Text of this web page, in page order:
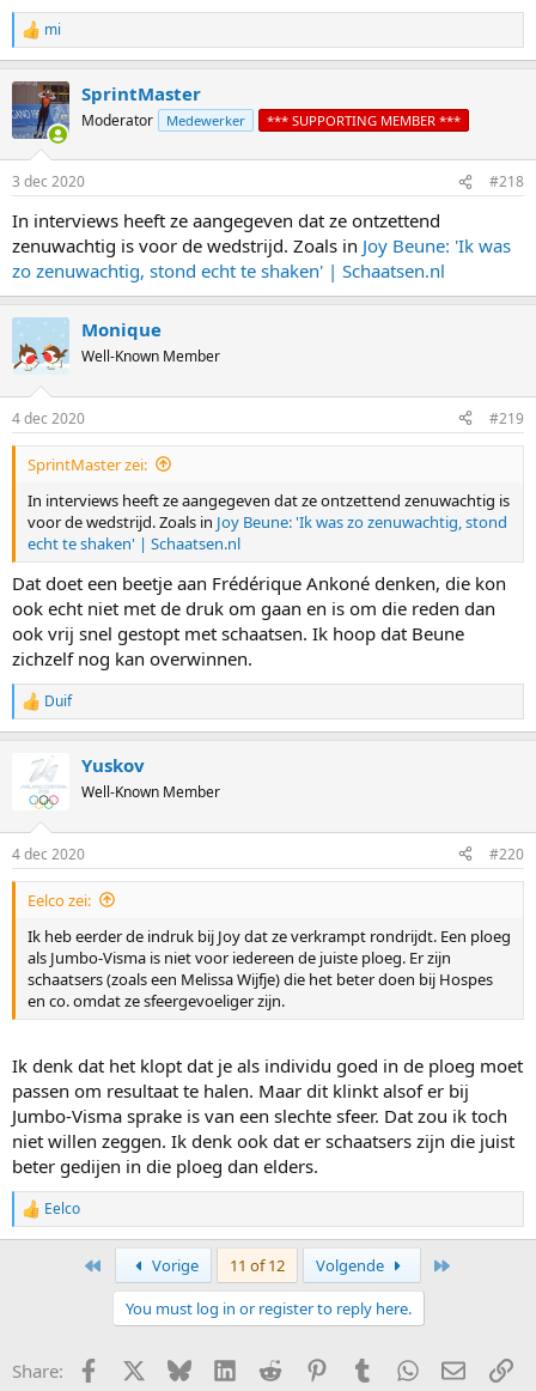
R
e
t
i
s
mi
SprintMaster
Moderator Medewerker *** SUPPORTING MEMBER ***
3 dec 2020 #218
In interviews heeft ze aangegeven dat ze ontzettend
zenuwachtig is voor de wedstrijd. Zoals in Joy Beune: 'Ik was
zo zenuwachtig, stond echt te shaken' | Schaatsen.nl
Monique
Well-Known Member
4 dec 2020 #219
SprintMaster zei:
In interviews heeft ze aangegeven dat ze ontzettend zenuwachtig is
voor de wedstrijd. Zoals in Joy Beune: 'Ik was zo zenuwachtig, stond
echt te shaken' | Schaatsen.nl
Dat doet een beetje aan Frédérique Ankoné denken, die kon
ook echt niet met de druk om gaan en is om die reden dan
ook vrij snel gestopt met schaatsen. Ik hoop dat Beune
zichzelf nog kan overwinnen.
R
e
t
s
:
Duif
Yuskov
Well-Known Member
4 dec 2020 #220
Eelco zei:
Ik heb eerder de indruk bij Joy dat ze verkrampt rondrijdt. Een ploeg
als Jumbo-Visma is niet voor iedereen de juiste ploeg. Er zijn
schaatsers (zoals een Melissa Wijfje) die het beter doen bij Hospes
en co. omdat ze sfeergevoeliger zijn.
Ik denk dat het klopt dat je als individu goed in de ploeg moet
passen om resultaat te halen. Maar dit klinkt alsof er bij
Jumbo-Visma sprake is van een slechte sfeer. Dat zou ik toch
niet willen zeggen. Ik denk ook dat er schaatsers zijn die juist
beter gedijen in die ploeg dan elders.
R
e
s
Eelco
Vorige 11 of 12 Volgende
You must log in or register to reply here.
Share: Facebook Bluesky LinkedInReddit PinterestTumblrWhatsApp
E-mail